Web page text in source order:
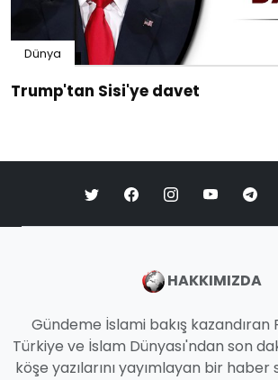
Dünya
Trump'tan Sisi'ye davet
HAKKIMIZDA
Gündeme İslami bakış kazandıran
Türkiye ve İslam Dünyası'ndan son
köşe yazılarını yayımlayan bir